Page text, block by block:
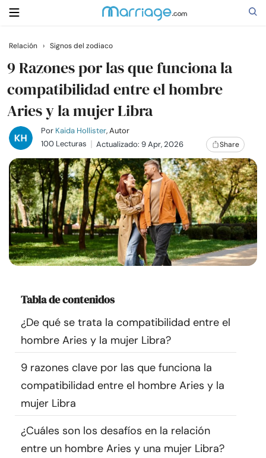
Buscar
Casarse
Relaciones
Familia
Ayuda
Cursos
Comunidad
Encuentra un terapeuta
Sobre nosotros Contáctanos Escríbenos
Publicidad con
nosotros
Relación › Signos del zodiaco
9 Razones por las que funciona la
compatibilidad entre el hombre
Aries y la mujer Libra
Por Kaida Hollister, Autor
100 Lecturas
Actualizado: 9 Apr, 2026 Share
Tabla de contenidos
¿De qué se trata la compatibilidad entre el
hombre Aries y la mujer Libra?
9 razones clave por las que funciona la
compatibilidad entre el hombre Aries y la
mujer Libra
¿Cuáles son los desafíos en la relación
entre un hombre Aries y una mujer Libra?